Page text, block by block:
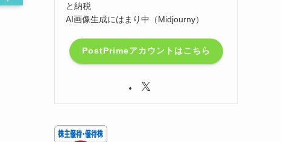
と納税
AI画像生成にはまり中（Midjourny）
PostPrimeアカウントはこちら